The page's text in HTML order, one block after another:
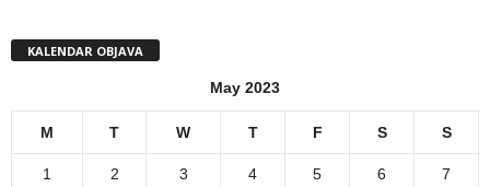
KALENDAR OBJAVA
May 2023
M T W T F S S
1 2 3 4 5 6 7